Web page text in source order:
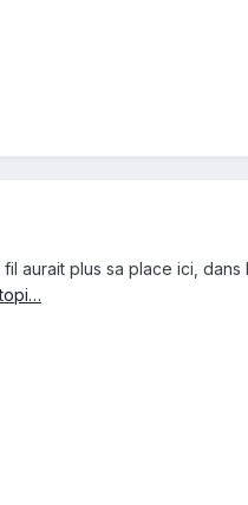
aurait plus sa place ici,